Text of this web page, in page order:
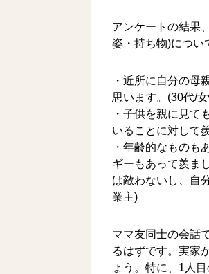
アンケートの結果
姿・持ち物)につい
・近所に自分の母
思います。(30代/
・子供を親に見て
いることに対して
・年齢的なものも
ギーもあって羨ま
は敵わないし、自
業主)
ママ友同士の会話
るはずです。実家
ょう。特に、1人